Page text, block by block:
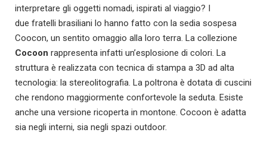
interpretare gli oggetti nomadi, ispirati al viaggio? I
due fratelli brasiliani lo hanno fatto con la sedia sospesa
Coocon, un sentito omaggio alla loro terra. La collezione
Cocoon rappresenta infatti un’esplosione di colori. La
struttura è realizzata con tecnica di stampa a 3D ad alta
tecnologia: la stereolitografia. La poltrona è dotata di cuscini
che rendono maggiormente confortevole la seduta. Esiste
anche una versione ricoperta in montone. Cocoon è adatta
sia negli interni, sia negli spazi outdoor.